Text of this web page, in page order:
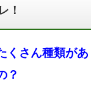
！
くさん種類があ
？